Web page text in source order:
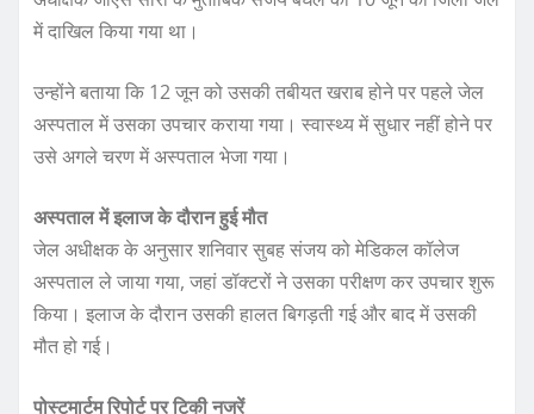
में दाखिल किया गया था।
उन्होंने बताया कि 12 जून को उसकी तबीयत खराब होने पर पहले जेल
अस्पताल में उसका उपचार कराया गया। स्वास्थ्य में सुधार नहीं होने पर
उसे अगले चरण में अस्पताल भेजा गया।
अस्पताल में इलाज के दौरान हुई मौत
जेल अधीक्षक के अनुसार शनिवार सुबह संजय को मेडिकल कॉलेज
अस्पताल ले जाया गया, जहां डॉक्टरों ने उसका परीक्षण कर उपचार शुरू
किया। इलाज के दौरान उसकी हालत बिगड़ती गई और बाद में उसकी
मौत हो गई।
पोस्टमार्टम रिपोर्ट पर टिकी नजरें